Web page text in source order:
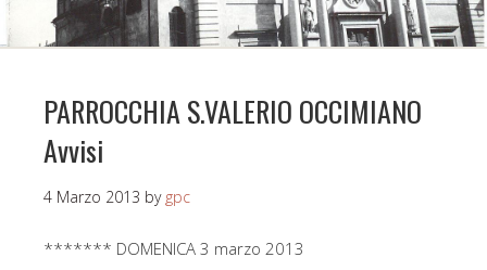
PARROCCHIA S.VALERIO OCCIMIANO
Avvisi
4 Marzo 2013 by gpc
******* DOMENICA 3 marzo 2013